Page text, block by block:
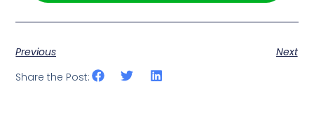
Previous
Next
Share the Post: